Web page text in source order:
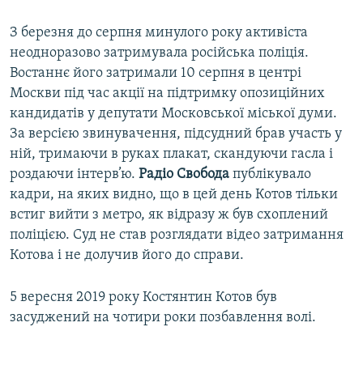
З березня до серпня минулого року активіста
неодноразово затримувала російська поліція.
Востаннє його затримали 10 серпня в центрі
Москви під час акції на підтримку опозиційних
кандидатів у депутати Московської міської думи.
За версією звинувачення, підсудний брав участь у
ній, тримаючи в руках плакат, скандуючи гасла і
роздаючи інтерв’ю. Радіо Свобода публікувало
кадри, на яких видно, що в цей день Котов тільки
встиг вийти з метро, як відразу ж був схоплений
поліцією. Суд не став розглядати відео затримання
Котова і не долучив його до справи.
5 вересня 2019 року Костянтин Котов був
засуджений на чотири роки позбавлення волі.